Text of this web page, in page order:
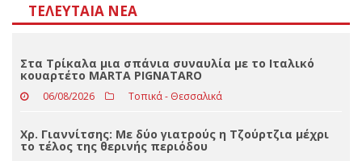
ΤΕΛΕΥΤΑΊΑ ΝΈΑ
Στα Τρίκαλα μια σπάνια συναυλία με το Ιταλικό
κουαρτέτο MARTA PIGNATARO